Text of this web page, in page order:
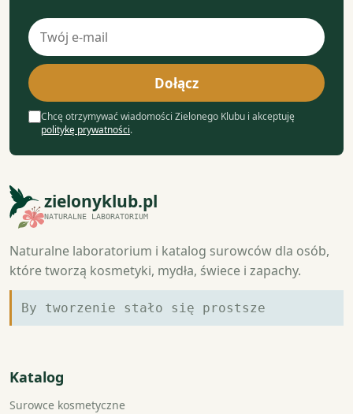
Adres
e-
mail
Dołącz
Chcę otrzymywać wiadomości Zielonego Klubu i akceptuję
politykę prywatności.
zielonyklub.pl
NATURALNE LABORATORIUM
Naturalne laboratorium i katalog surowców dla osób,
które tworzą kosmetyki, mydła, świece i zapachy.
By tworzenie stało się prostsze
Katalog
Surowce kosmetyczne